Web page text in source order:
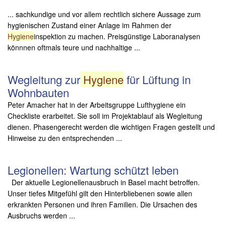
... sachkundige und vor allem rechtlich sichere Aussage zum
hygienischen Zustand einer Anlage im Rahmen der
Hygieneinspektion zu machen. Preisgünstige Laboranalysen
könnnen oftmals teure und nachhaltige ...
Wegleitung zur Hygienefür Lüftung in
Wohnbauten
Peter Amacher hat in der Arbeitsgruppe Lufthygiene ein
Checkliste erarbeitet. Sie soll im Projektablauf als Wegleitung
dienen. Phasengerecht werden die wichtigen Fragen gestellt und
Hinweise zu den entsprechenden ...
Legionellen: Wartung schützt leben
Der aktuelle Legionellenausbruch in Basel macht betroffen.
Unser tiefes Mitgefühl gilt den Hinterbliebenen sowie allen
erkrankten Personen und ihren Familien. Die Ursachen des
Ausbruchs werden ...